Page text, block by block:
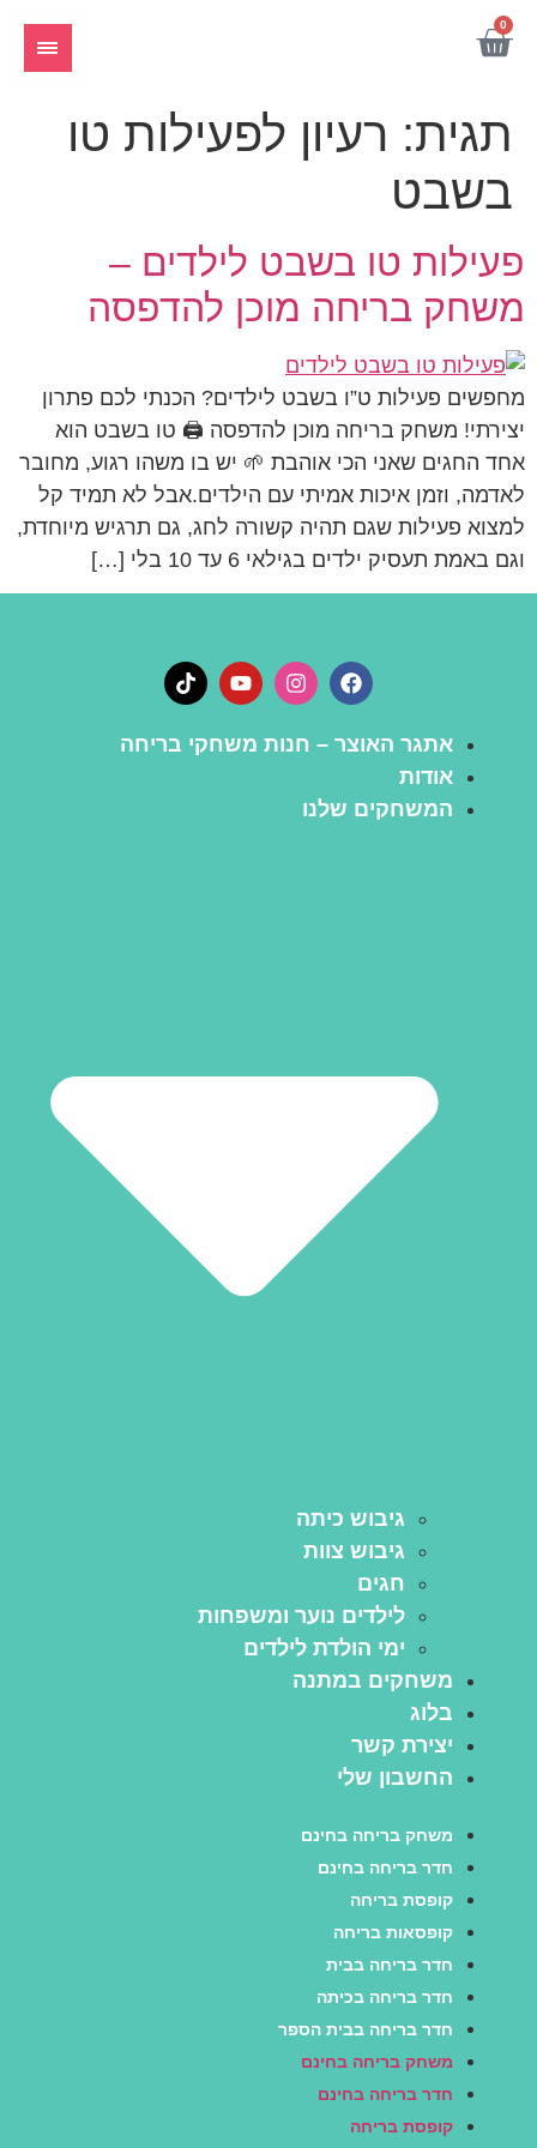
לתוכן
0
תגית: רעיון לפעילות טו
בשבט
פעילות טו בשבט לילדים –
משחק בריחה מוכן להדפסה
מחפשים פעילות ט”ו בשבט לילדים? הכנתי לכם פתרון
יצירתי! משחק בריחה מוכן להדפסה 🖨️ טו בשבט הוא
אחד החגים שאני הכי אוהבת 🌱 יש בו משהו רגוע, מחובר
לאדמה, וזמן איכות אמיתי עם הילדים.אבל לא תמיד קל
למצוא פעילות שגם תהיה קשורה לחג, גם תרגיש מיוחדת,
וגם באמת תעסיק ילדים בגילאי 6 עד 10 בלי […]
אתגר האוצר – חנות משחקי בריחה
אודות
המשחקים שלנו
גיבוש כיתה
גיבוש צוות
חגים
לילדים נוער ומשפחות
ימי הולדת לילדים
משחקים במתנה
בלוג
יצירת קשר
החשבון שלי
משחק בריחה בחינם
חדר בריחה בחינם
קופסת בריחה
קופסאות בריחה
חדר בריחה בבית
חדר בריחה בכיתה
חדר בריחה בבית הספר
משחק בריחה בחינם
חדר בריחה בחינם
קופסת בריחה